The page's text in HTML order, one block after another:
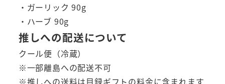
・ガーリック 90g
・ハーブ 90g
推しへの配送について
クール便（冷蔵）
※一部離島への配送不可
※推しへの送料は目録ギフトの料金に含まれます